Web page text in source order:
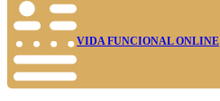
VIDA FUNCIONAL ONLINE